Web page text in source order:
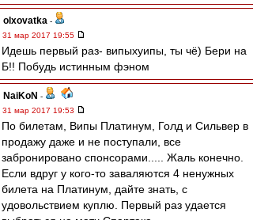
olxovatka -
31 мар 2017 19:55
Идешь первый раз- випыхуипы, ты чё) Бери на
Б!! Побудь истинным фэном
NaiKoN -
31 мар 2017 19:53
По билетам, Випы Платинум, Голд и Сильвер в
продажу даже и не поступали, все
забронировано спонсорами..... Жаль конечно.
Если вдруг у кого-то заваляются 4 ненужных
билета на Платинум, дайте знать, с
удовольствием куплю. Первый раз удается